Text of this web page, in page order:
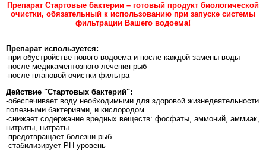
Препарат Стартовые бактерии – готовый продукт биологической
очистки, обязательный к использованию при запуске системы
фильтрации Вашего водоема!
Препарат используется:
-при обустройстве нового водоема и после каждой замены воды
-после медикаментозного лечения рыб
-после плановой очистки фильтра
Действие "Стартовых бактерий":
-обеспечивает воду необходимыми для здоровой жизнедеятельности
полезными бактериями, и кислородом
-снижает содержание вредных веществ: фосфаты, аммоний, аммиак,
нитриты, нитраты
-предотвращает болезни рыб
-стабилизирует РН уровень